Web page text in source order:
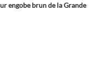
engobe brun de la Grande